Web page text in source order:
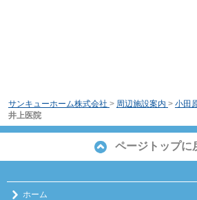
サンキューホーム株式会社 > 周辺施設案内 > 小田
井上医院
ページトップに
ホーム